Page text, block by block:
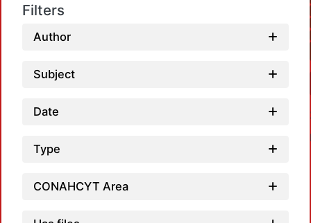
Filters
Author
Subject
Date
Type
CONAHCYT Area